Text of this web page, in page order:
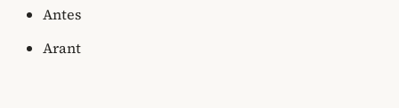
Antes
Arant